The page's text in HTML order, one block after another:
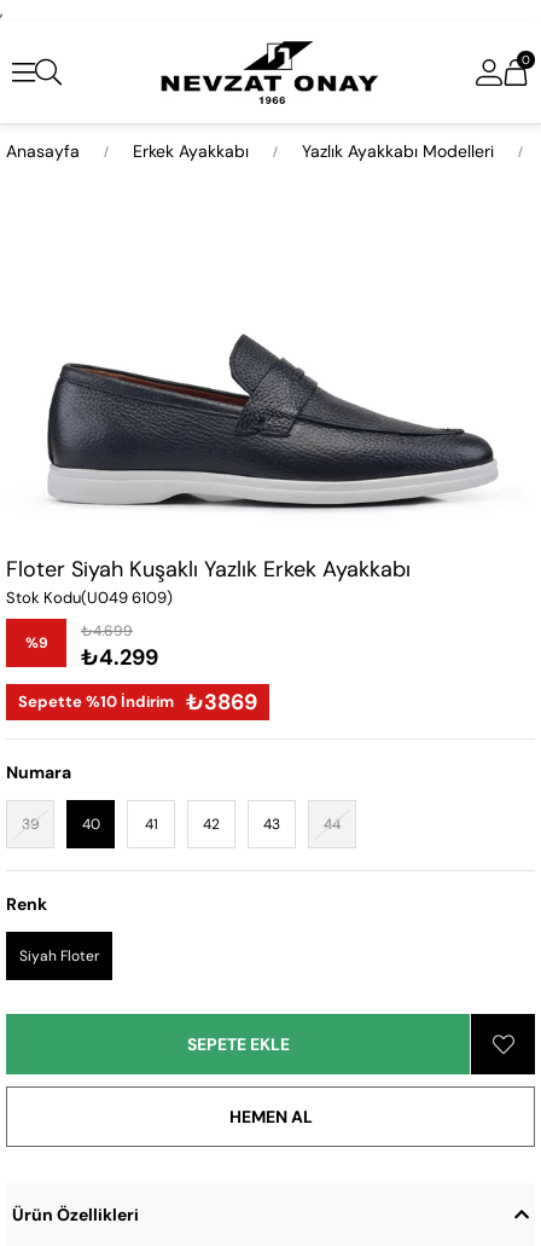
,
0
Anasayfa Erkek Ayakkabı Yazlık Ayakkabı Modelleri
Floter Siyah Kuşaklı Yazlık Erkek Ayakkabı
Stok Kodu(U049 6109)
%9
İndirim
₺4.699
₺4.299
Sepette %10 İndirim ₺3869
Numara
39 40 41 42 43 44
Renk
Siyah Floter
Ürün Özellikleri